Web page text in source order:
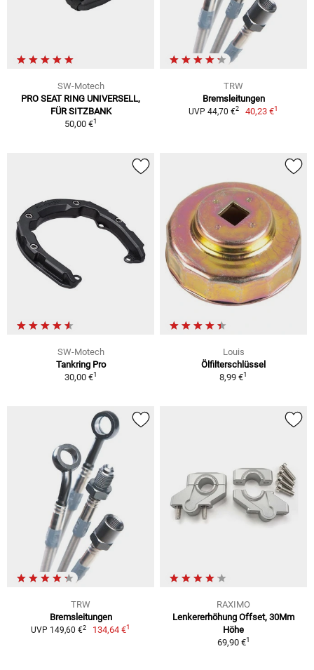
SW-Motech
PRO SEAT RING UNIVERSELL,
FÜR SITZBANK
50,00 €1
TRW
Bremsleitungen
UVP 44,70 €2 40,23 €1
SW-Motech
Tankring Pro
30,00 €1
Louis
Ölfilterschlüssel
8,99 €1
TRW
Bremsleitungen
UVP 149,60 €2 134,64 €1
RAXIMO
Lenkererhöhung Offset, 30Mm
Höhe
69,90 €1